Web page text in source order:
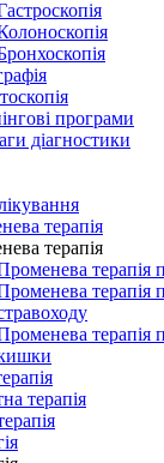
програми
діагностики
терапія
терапія
терапія
терапія
терапія
терапія